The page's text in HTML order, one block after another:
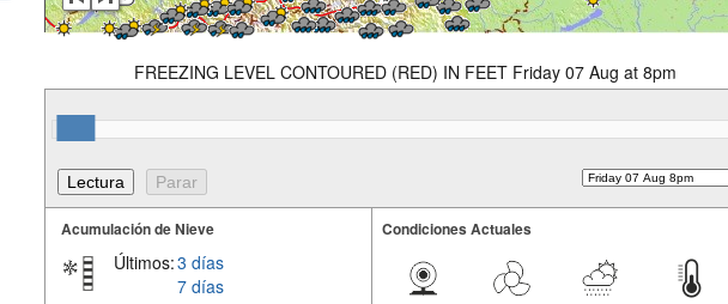
FREEZING LEVEL CONTOURED (RED) IN FEET Friday 07 Aug at 8pm
Acumulación de Nieve
Últimos:3 días
7 días
Condiciones Actuales